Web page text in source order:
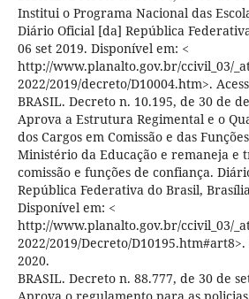
Institui o Programa Nacional das
Diário Oficial [da] República
06 set 2019. Disponível em: <
http://www.planalto.gov.br/ccivil_03/
2022/2019/decreto/D10004.htm>.
BRASIL. Decreto n. 10.195, de 30 de
Aprova a Estrutura Regimental e o
dos Cargos em Comissão e das
Ministério da Educação e remaneja e
comissão e funções de confiança.
República Federativa do Brasil,
Disponível em: <
http://www.planalto.gov.br/ccivil_03/
2022/2019/Decreto/
2020.
BRASIL. Decreto n. 88.777, de 30 de
Aprova o regulamento para as